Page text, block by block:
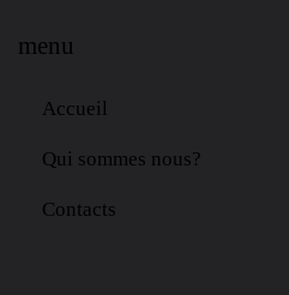
menu
Accueil
Qui sommes nous?
Contacts